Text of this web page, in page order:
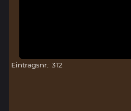
Eintragsnr.: 312